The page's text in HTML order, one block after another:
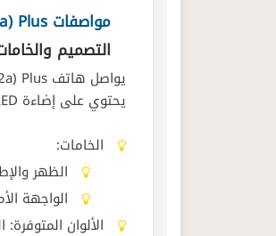
مواصفات Nothing Phone (2a) Plus
التصميم
يحتوي على إضاءة LED خلفية يمكن استخدامها كإشعارات أو مؤشر للبطارية.
الخامات:
الظهر
الواجهة
الألوان